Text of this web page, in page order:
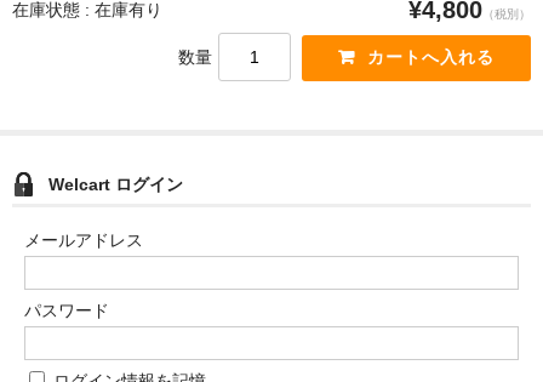
在庫状態 : 在庫有り ¥4,800 （税別）
数量
Welcart ログイン
メールアドレス
パスワード